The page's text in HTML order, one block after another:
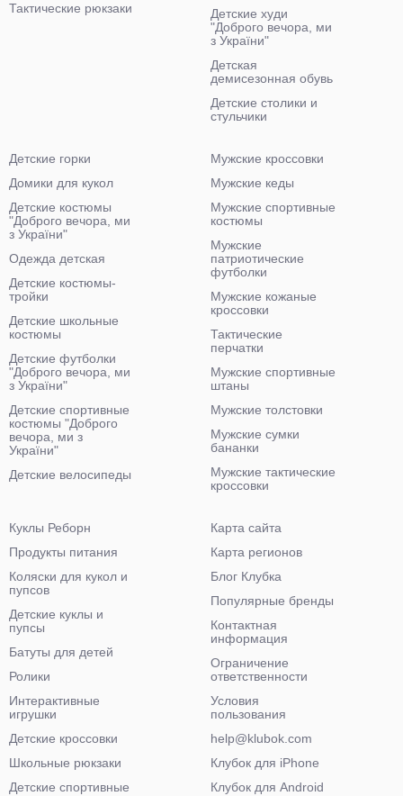
Тактические рюкзаки
Детские худи
"Доброго вечора, ми
з України"
Детская
демисезонная обувь
Детские столики и
стульчики
Детские горки
Домики для кукол
Детские костюмы
"Доброго вечора, ми
з України"
Одежда детская
Детские костюмы-
тройки
Детские школьные
костюмы
Детские футболки
"Доброго вечора, ми
з України"
Детские спортивные
костюмы "Доброго
вечора, ми з
України"
Детские велосипеды
Мужские кроссовки
Мужские кеды
Мужские спортивные
костюмы
Мужские
патриотические
футболки
Мужские кожаные
кроссовки
Тактические
перчатки
Мужские спортивные
штаны
Мужские толстовки
Мужские сумки
бананки
Мужские тактические
кроссовки
Куклы Реборн
Продукты питания
Коляски для кукол и
пупсов
Детские куклы и
пупсы
Батуты для детей
Ролики
Интерактивные
игрушки
Детские кроссовки
Школьные рюкзаки
Детские спортивные
Карта сайта
Карта регионов
Блог Клубка
Популярные бренды
Контактная
информация
Ограничение
ответственности
Условия
пользования
help@klubok.com
Клубок для iPhone
Клубок для Android